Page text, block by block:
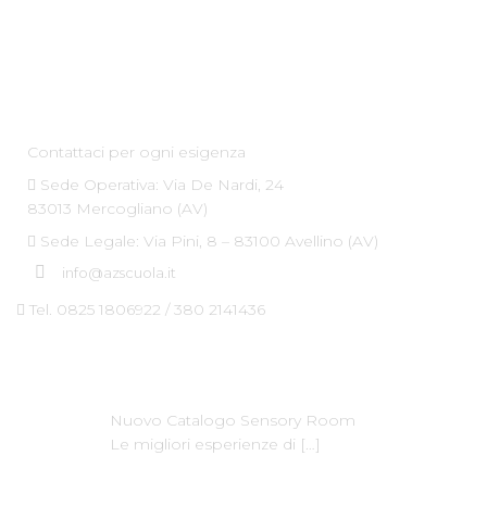
Contattaci per ogni esigenza
Sede Operativa: Via De Nardi, 24
83013 Mercogliano (AV)
Sede Legale: Via Pini, 8 – 83100 Avellino (AV)
info@azscuola.it
Tel. 0825 1806922 / 380 2141436
Nuovo Catalogo Sensory Room
Le migliori esperienze di […]